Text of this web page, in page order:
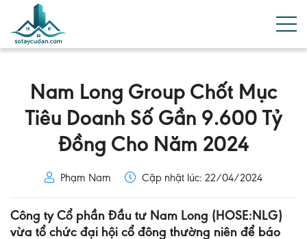
Nam Long Group Chốt Mục
Tiêu Doanh Số Gần 9.600 Tỷ
Đồng Cho Năm 2024
Phạm Nam Cập nhật lúc: 22/04/2024
Công ty Cổ phần Đầu tư Nam Long (HOSE:NLG)
vừa tổ chức đại hội cổ đông thường niên để báo